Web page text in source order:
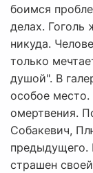
боимся
делах. Гоголь
никуда.
только
душой". В
особое
омертвения.
Собакевич,
предыдущего.
страшен